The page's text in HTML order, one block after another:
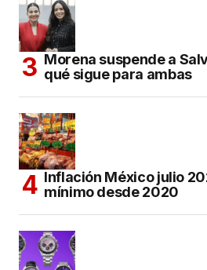
Morena suspende a
qué sigue para ambas
Inflación México julio
mínimo desde 2020